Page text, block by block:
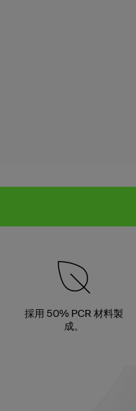
採用 50% PCR 材料製
成。